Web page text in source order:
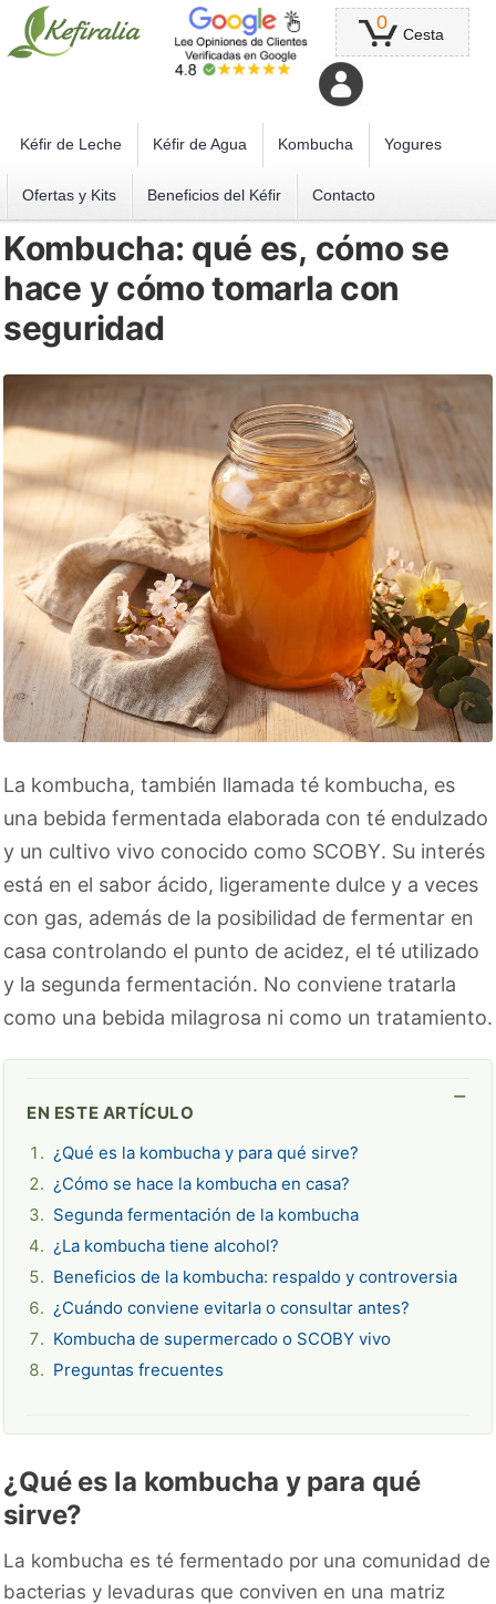
0
Cesta
Kéfir de Leche Kéfir de Agua Kombucha Yogures
Ofertas y Kits Beneficios del Kéfir Contacto
Kombucha: qué es, cómo se
hace y cómo tomarla con
seguridad
La kombucha, también llamada té kombucha, es
una bebida fermentada elaborada con té endulzado
y un cultivo vivo conocido como SCOBY. Su interés
está en el sabor ácido, ligeramente dulce y a veces
con gas, además de la posibilidad de fermentar en
casa controlando el punto de acidez, el té utilizado
y la segunda fermentación. No conviene tratarla
como una bebida milagrosa ni como un tratamiento.
EN ESTE ARTÍCULO
¿Qué es la kombucha y para qué sirve?
¿Cómo se hace la kombucha en casa?
Segunda fermentación de la kombucha
¿La kombucha tiene alcohol?
Beneficios de la kombucha: respaldo y controversia
¿Cuándo conviene evitarla o consultar antes?
Kombucha de supermercado o SCOBY vivo
Preguntas frecuentes
¿Qué es la kombucha y para qué
sirve?
La kombucha es té fermentado por una comunidad de
bacterias y levaduras que conviven en una matriz